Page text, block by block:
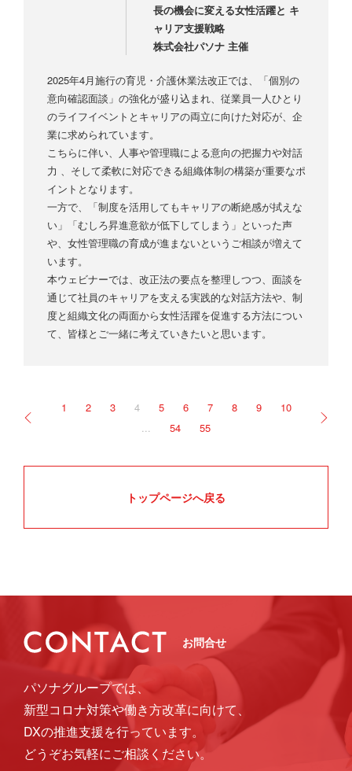
長の機会に変える女性活躍と キ
ャリア支援戦略
株式会社パソナ 主催
2025年4月施行の育児・介護休業法改正では、「個別の
意向確認面談」の強化が盛り込まれ、従業員一人ひとり
のライフイベントとキャリアの両立に向けた対応が、企
業に求められています。
こちらに伴い、人事や管理職による意向の把握力や対話
力 、そして柔軟に対応できる組織体制の構築が重要なポ
イントとなります。
一方で、「制度を活用してもキャリアの断絶感が拭えな
い」「むしろ昇進意欲が低下してしまう」といった声
や、女性管理職の育成が進まないというご相談が増えて
います。
本ウェビナーでは、改正法の要点を整理しつつ、面談を
通じて社員のキャリアを支える実践的な対話方法や、制
度と組織文化の両面から女性活躍を促進する方法につい
て、皆様とご一緒に考えていきたいと思います。
1 2 3 4 5 6 7 8 9
10
...
54 55
トップページへ戻る
お問合せ
パソナグループでは、
新型コロナ対策や働き方改革に向けて、
DXの推進支援を行っています。
どうぞお気軽にご相談ください。